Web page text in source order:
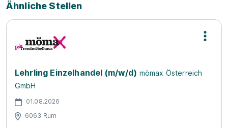
Ähnliche Stellen
Lehrling Einzelhandel (m/w/d) mömax Österreich
GmbH
01.08.2026
6063 Rum